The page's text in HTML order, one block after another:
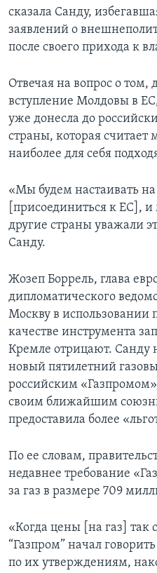
сказала Санду,
заявлений о
после своего прихода к
Отвечая на вопрос о том,
вступление Молдовы в
уже донесла до
страны, которая считает
наиболее для себя
«Мы будем настаивать
[присоединиться к ЕС],
другие страны уважали
Санду.
Жозеп Боррель, глава
дипломатического
Москву в использовании
качестве инструмента
Кремле отрицают. Санду
новый пятилетний
российским
своим ближайшим
предоставила более
По ее словам,
недавнее требование
за газ в размере 709
«Когда цены [на газ] так
“Газпром” начал
по их утверждениям,